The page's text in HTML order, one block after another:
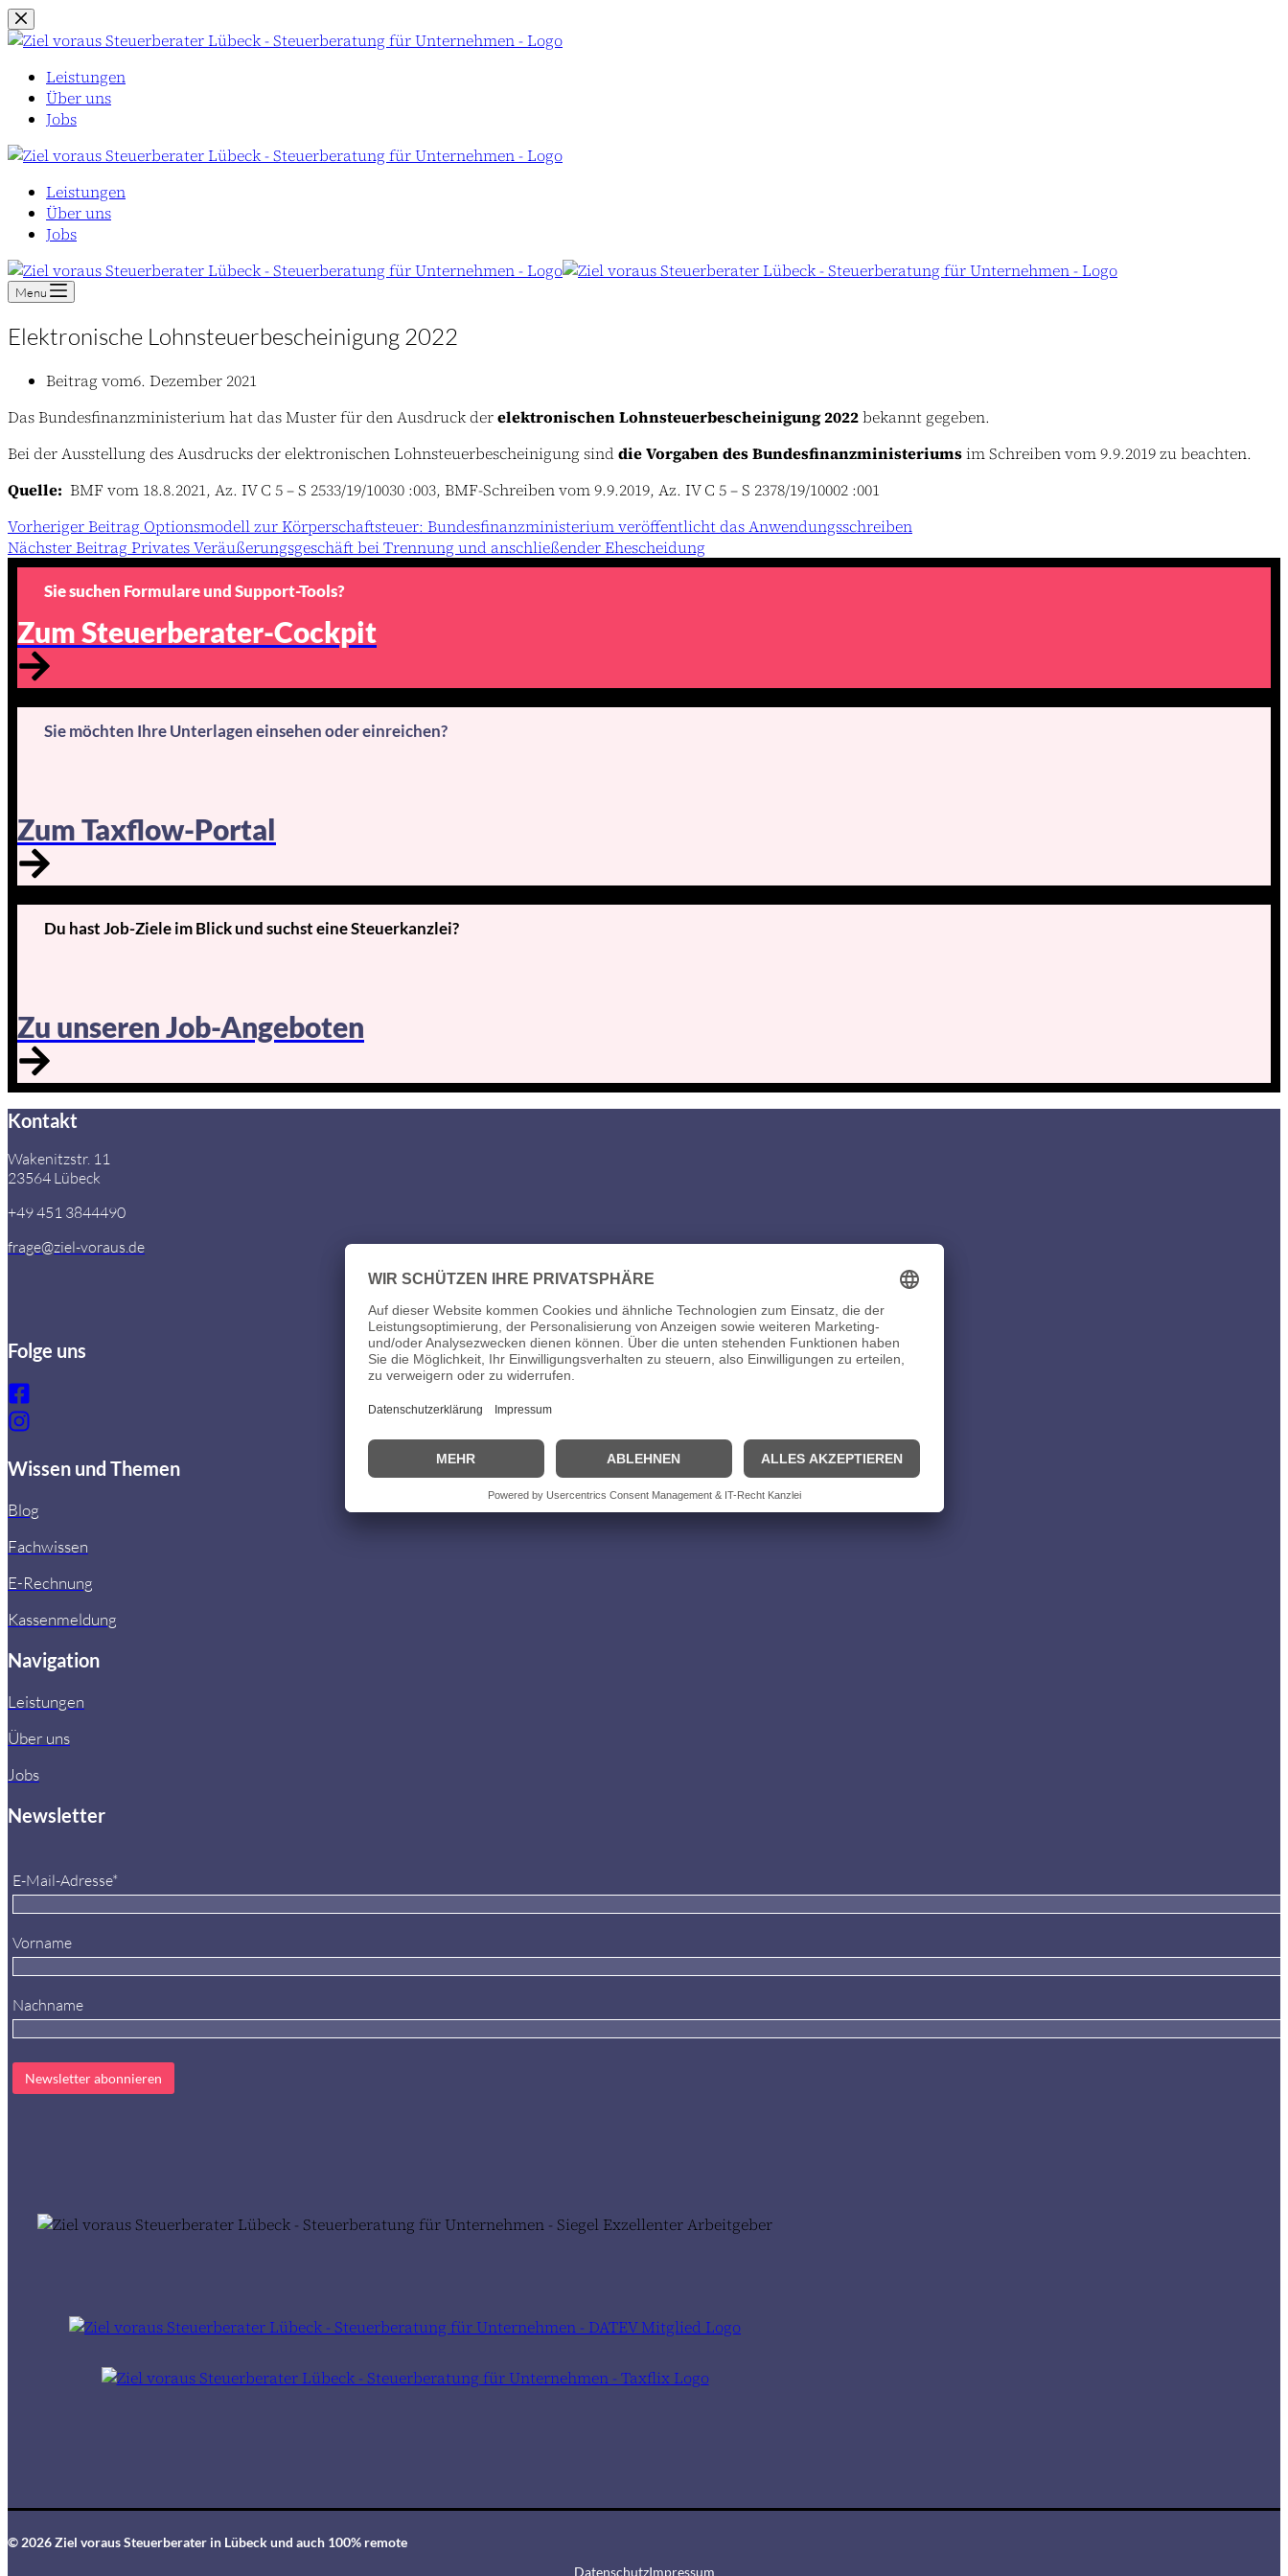
Zum
Inhalt
Leistungen
Über uns
Jobs
Leistungen
Über uns
Jobs
Menu
Elektronische Lohnsteuerbescheinigung 2022
Beitrag vom6. Dezember 2021
Das Bundesfinanzministerium hat das Muster für den Ausdruck derelektronischen Lohnsteuerbescheinigung 2022bekannt gegeben.
Bei der Ausstellung des Ausdrucks der elektronischen Lohnsteuerbescheinigung sinddie Vorgaben des Bundesfinanzministeriumsim Schreiben vom 9.9.2019 zu beachten.
Quelle: BMF vom 18.8.2021, Az. IV C 5 – S 2533/19/10030 :003, BMF-Schreiben vom 9.9.2019, Az. IV C 5 – S 2378/19/10002 :001
VorherigerBeitrag Optionsmodell zur Körperschaftsteuer: Bundesfinanzministerium veröffentlicht das Anwendungsschreiben
NächsterBeitragPrivates Veräußerungsgeschäft bei Trennung und anschließender Ehescheidung
Sie suchen Formulare und Support-Tools?
Zum Steuerberater-Cockpit
Sie möchten Ihre Unterlagen einsehen oder einreichen?
Zum Taxflow-Portal
Du hast Job-Ziele im Blick und suchst eine Steuerkanzlei?
Zu unseren Job-Angeboten
Kontakt
Wakenitzstr. 11
23564 Lübeck
+49 451 3844490
frage@ziel-voraus.de
Folge uns
Wissen und Themen
Blog
Fachwissen
E-Rechnung
Kassenmeldung
Navigation
Leistungen
Über uns
Jobs
Newsletter
E-Mail-Adresse*
Vorname
Nachname
© 2026 Ziel voraus Steuerberater in Lübeck und auch 100% remote
DatenschutzImpressum